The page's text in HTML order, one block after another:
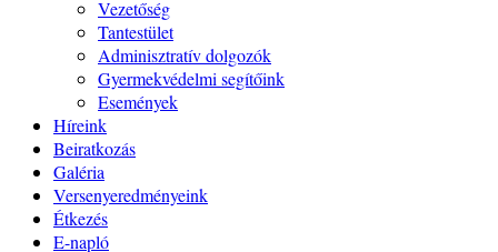
Vezetőség
Tantestület
Adminisztratív dolgozók
Gyermekvédelmi segítőink
Események
Híreink
Beiratkozás
Galéria
Versenyeredményeink
Étkezés
E-napló